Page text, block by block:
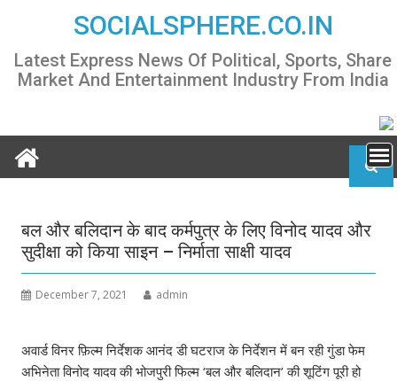
content
SOCIALSPHERE.CO.IN
Latest Express News Of Political, Sports, Share
Market And Entertainment Industry From India
बल और बलिदान के बाद कर्मपुत्र के लिए विनोद यादव और
सुदीक्षा को किया साइन – निर्माता साक्षी यादव
December 7, 2021 admin
अवार्ड विनर फ़िल्म निर्देशक आनंद डी घटराज के निर्देशन में बन रही गुंडा फेम
अभिनेता विनोद यादव की भोजपुरी फिल्म ‘बल और बलिदान’ की शूटिंग पूरी हो